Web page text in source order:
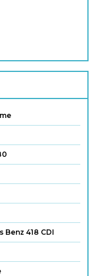
Benz 418 CDI